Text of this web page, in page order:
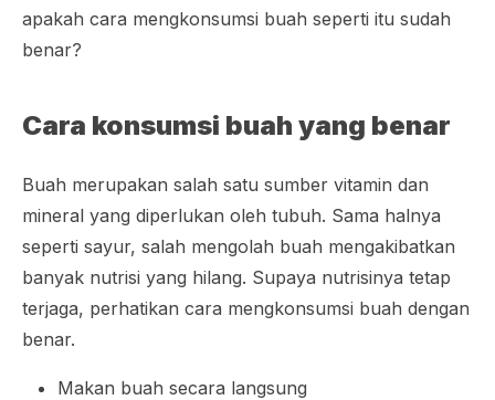
apakah cara mengkonsumsi buah seperti itu sudah
benar?
Cara konsumsi buah yang benar
Buah merupakan salah satu sumber vitamin dan
mineral yang diperlukan oleh tubuh. Sama halnya
seperti sayur, salah mengolah buah mengakibatkan
banyak nutrisi yang hilang. Supaya nutrisinya tetap
terjaga, perhatikan cara mengkonsumsi buah dengan
benar.
Makan buah secara langsung